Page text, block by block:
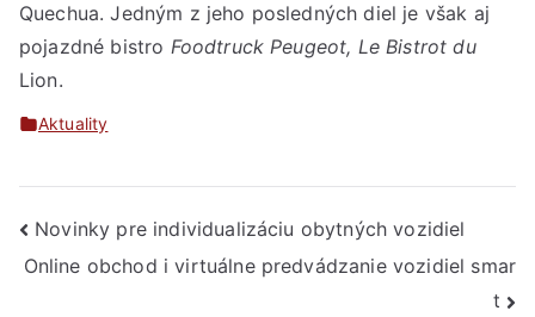
Quechua. Jedným z jeho posledných diel je však aj
pojazdné bistro Foodtruck Peugeot, Le Bistrot du
Lion.
Aktuality
Navigácia
v
Novinky pre individualizáciu obytných vozidiel
Online obchod i virtuálne predvádzanie vozidiel smar
t